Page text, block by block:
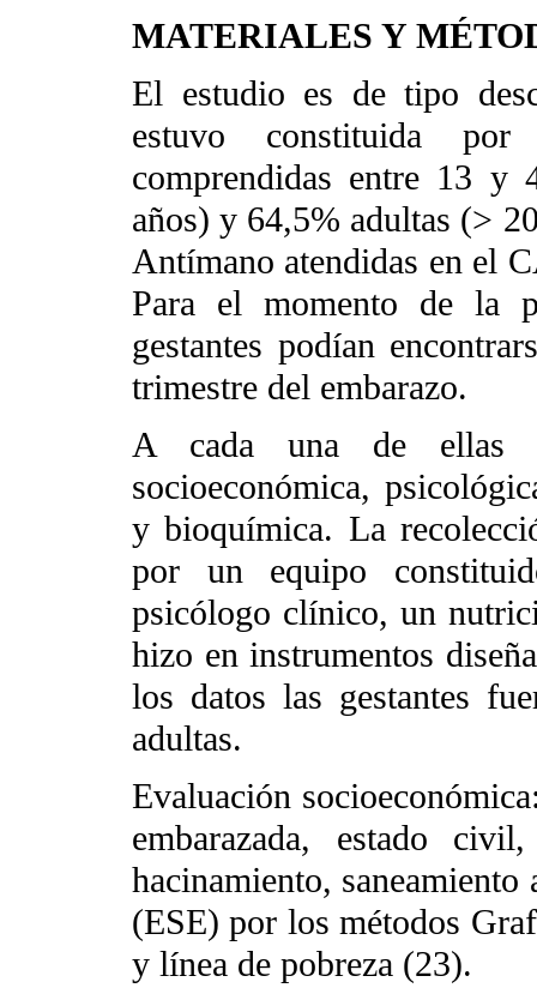
MATERIALES Y
El estudio es de tipo
estuvo constituida por
comprendidas entre 13 y
años) y 64,5% adultas (>
Antímano atendidas en el
Para el momento de la
gestantes podían
trimestre del embarazo.
A cada una de ellas
socioeconómica,
y bioquímica. La
por un equipo
psicólogo clínico, un
hizo en instrumentos
los datos las gestantes
adultas.
Evaluación
embarazada, estado
hacinamiento,
(ESE) por los métodos
y línea de pobreza (23).